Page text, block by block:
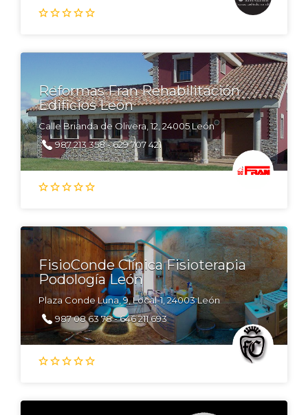
Reformas Fran Rehabilitación
Edificios León
Calle Brianda de Olivera, 12, 24005 León
987 213 358 - 629 707 421
FisioConde Clínica Fisioterapia
Podología León
Plaza Conde Luna, 9, Local-1, 24003 León
987 08 63 78 - 646 211 693